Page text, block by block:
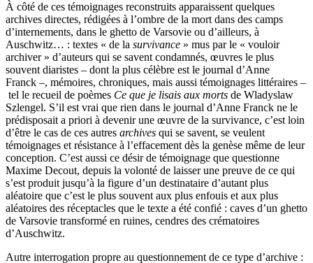
À côté de ces témoignages reconstruits apparaissent quelques
archives directes, rédigées à l’ombre de la mort dans des camps
d’internements, dans le ghetto de Varsovie ou d’ailleurs, à
Auschwitz… : textes « de la survivance » mus par le « vouloir
archiver » d’auteurs qui se savent condamnés, œuvres le plus
souvent diaristes – dont la plus célèbre est le journal d’Anne
Franck –, mémoires, chroniques, mais aussi témoignages littéraires –
tel le recueil de poèmes Ce que je lisais aux morts de Wladyslaw
Szlengel. S’il est vrai que rien dans le journal d’Anne Franck ne le
prédisposait a priori à devenir une œuvre de la survivance, c’est loin
d’être le cas de ces autres archives qui se savent, se veulent
témoignages et résistance à l’effacement dès la genèse même de leur
conception. C’est aussi ce désir de témoignage que questionne
Maxime Decout, depuis la volonté de laisser une preuve de ce qui
s’est produit jusqu’à la figure d’un destinataire d’autant plus
aléatoire que c’est le plus souvent aux plus enfouis et aux plus
aléatoires des réceptacles que le texte a été confié : caves d’un ghetto
de Varsovie transformé en ruines, cendres des crématoires
d’Auschwitz.
Autre interrogation propre au questionnement de ce type d’archive :